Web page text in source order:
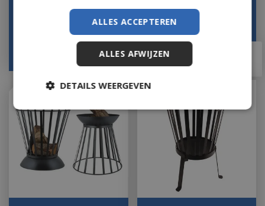
€12,00
ALLES ACCEPTEREN
ALLES AFWIJZEN
DETAILS WEERGEVEN